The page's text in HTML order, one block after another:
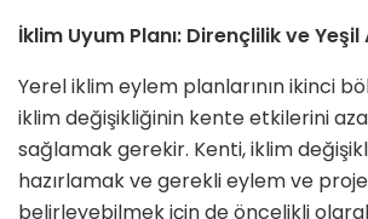
İklim Uyum Planı: Dirençlilik ve Yeşil
Yerel iklim eylem planlarının ikinci
iklim değişikliğinin kente etkilerini
sağlamak gerekir. Kenti, iklim
hazırlamak ve gerekli eylem ve
belirleyebilmek için de öncelikli